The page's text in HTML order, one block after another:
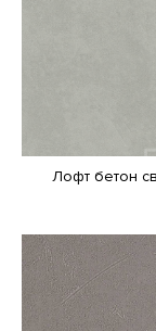
Лофт бетон